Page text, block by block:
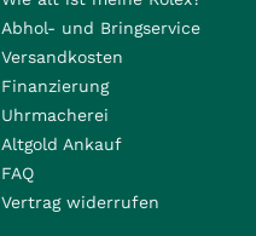
Abhol- und Bringservice
Versandkosten
Finanzierung
Uhrmacherei
Altgold Ankauf
FAQ
Vertrag widerrufen